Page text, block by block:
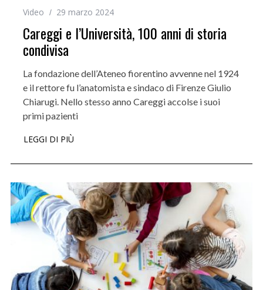
Video 29 marzo 2024
Careggi e l’Università, 100 anni di storia
condivisa
La fondazione dell’Ateneo fiorentino avvenne nel 1924
e il rettore fu l’anatomista e sindaco di Firenze Giulio
Chiarugi. Nello stesso anno Careggi accolse i suoi
primi pazienti
LEGGI DI PIÙ